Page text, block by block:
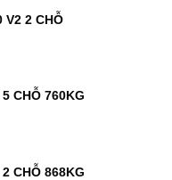
V2 2 CHỖ
CHỖ 760KG
CHỖ 868KG